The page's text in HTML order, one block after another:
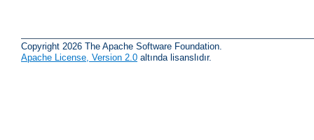
Copyright 2026 The Apache Software Foundation.
Apache License, Version 2.0 altında lisanslıdır.